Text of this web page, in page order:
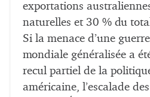
exportations
naturelles et 30 % du
Si la menace d’une
mondiale généralisée a
recul partiel de la
américaine, l’escalade